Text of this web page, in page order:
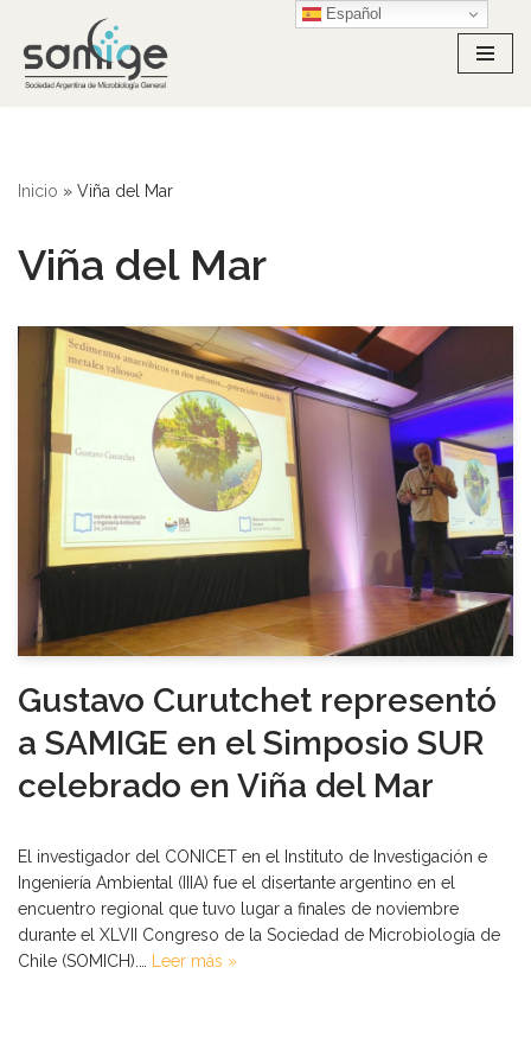
Ir
al
Inicio » Viña del Mar
Viña del Mar
Gustavo Curutchet representó
a SAMIGE en el Simposio SUR
celebrado en Viña del Mar
El investigador del CONICET en el Instituto de Investigación e
Ingeniería Ambiental (IIIA) fue el disertante argentino en el
encuentro regional que tuvo lugar a finales de noviembre
durante el XLVII Congreso de la Sociedad de Microbiología de
Chile (SOMICH).… Leer más »
Español